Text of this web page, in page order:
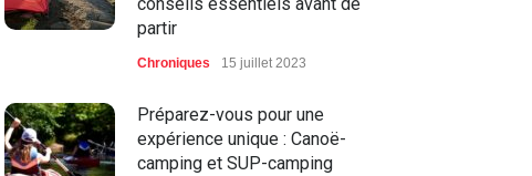
conseils essentiels avant de
partir
Chroniques 15 juillet 2023
Préparez-vous pour une
expérience unique : Canoë-
camping et SUP-camping